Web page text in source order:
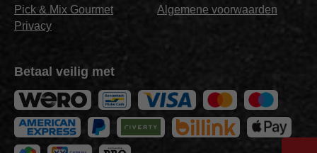
Pick & Mix Gourmet
Privacy
Algemene voorwaarden
Betaal veilig met